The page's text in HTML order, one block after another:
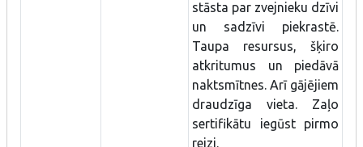
stāsta par zvejnieku dzīvi
un sadzīvi piekrastē.
Taupa resursus, šķiro
atkritumus un piedāvā
naktsmītnes. Arī gājējiem
draudzīga vieta. Zaļo
sertifikātu iegūst pirmo
reizi.